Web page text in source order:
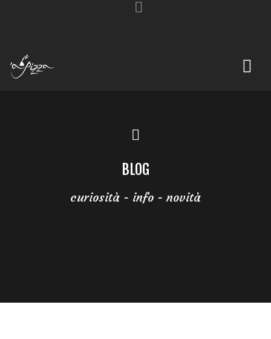
BLOG
curiosità - info - novità